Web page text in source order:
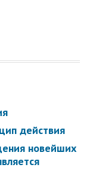
действия
новейших